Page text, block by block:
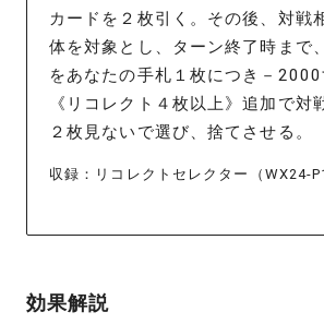
カードを２枚引く。その後、対戦
体を対象とし、ターン終了時まで
をあなたの手札１枚につき－2000
《リコレクト４枚以上》追加で対
２枚見ないで選び、捨てさせる。
収録：リコレクトセレクター（WX24-
効果解説